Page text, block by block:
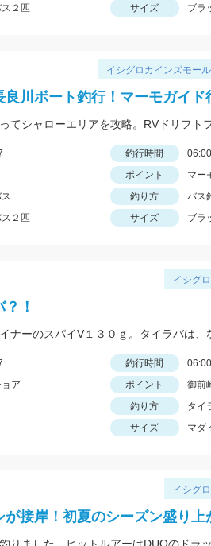
２匹 サイズ ブラ
イシグロカインズモー
川ボート釣行！マーモガイド
釣行時間
ポイント
マー
釣り方
バス
２匹 サイズ ブラ
イシグ
！
釣行時間
ア ポイント
御前
釣り方
タイ
サイズ マダ
イシグ
接岸！初夏のシーズン盛り上